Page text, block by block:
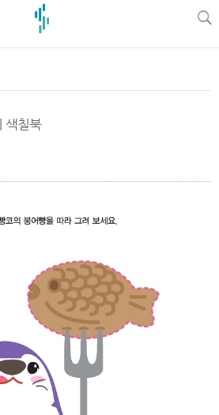
색칠북